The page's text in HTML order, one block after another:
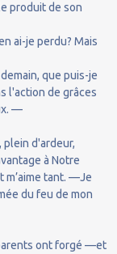
produit de son
ai-je perdu? Mais
que puis-je
l'action de grâces
—
plein d'ardeur,
à Notre
m’aime tant. —Je
du feu de mon
ont forgé —et